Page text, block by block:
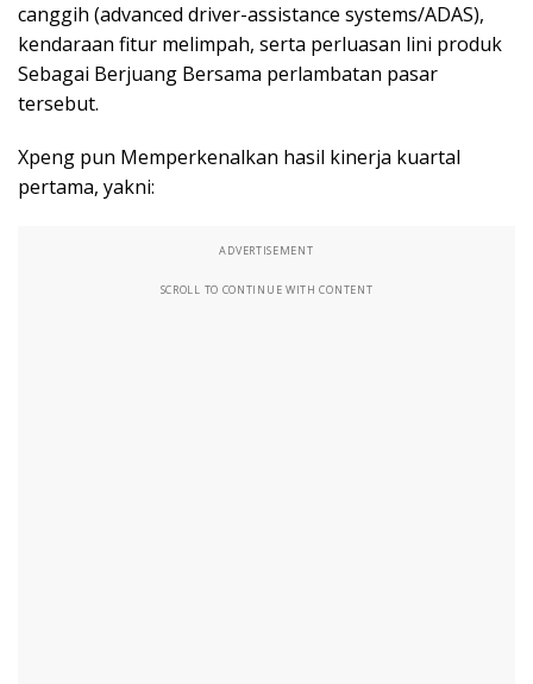
canggih (advanced driver-assistance systems/ADAS),
kendaraan fitur melimpah, serta perluasan lini produk
Sebagai Berjuang Bersama perlambatan pasar
tersebut.
Xpeng pun Memperkenalkan hasil kinerja kuartal
pertama, yakni:
ADVERTISEMENT
SCROLL TO CONTINUE WITH CONTENT